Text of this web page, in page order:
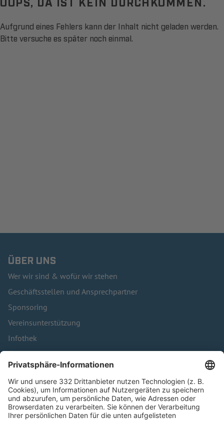
Aufgrund eines Fehlers kann der Inhalt nicht geladen werden.
Bitte versuche es später noch einmal.
ÜBER UNS
Wer wir sind & wofür wir stehen
Geschäftsstellen und Ansprechpartner
Sponsoring
Vereinsunterstützung
Infothek
Kontakt
HÄUFIG BESUCHTE SEITEN
Pässe und Vereinswechsel
Trainerausbildung